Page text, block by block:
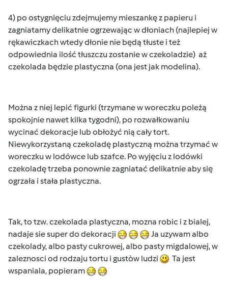
4) po ostygnięciu zdejmujemy mieszankę z papieru i
zagniatamy delikatnie ogrzewając w dłoniach (najlepiej w
rękawiczkach wtedy dłonie nie będą tłuste i też
odpowiednia ilość tłuszczu zostanie w czekoladzie) aż
czekolada będzie plastyczna (ona jest jak modelina).
Można z niej lepić figurki (trzymane w woreczku poleżą
spokojnie nawet kilka tygodni), po rozwałkowaniu
wycinać dekoracje lub obłożyć nią cały tort.
Niewykorzystaną czekoladę plastyczną można trzymać w
woreczku w lodówce lub szafce. Po wyjęciu z lodówki
czekoladę trzeba ponownie zagniatać delikatnie aby się
ogrzała i stała plastyczna.
Tak, to tzw. czekolada plastyczna, mozna robic i z bialej,
nadaje sie super do dekoracji
Ja uzywam albo
czekolady, albo pasty cukrowej, albo pasty migdalowej, w
zaleznosci od rodzaju tortu i gustòw ludzi
Ta jest
wspaniala, popieram